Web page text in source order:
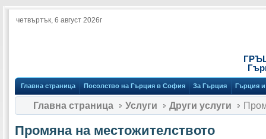
четвъртък, 6 август 2026г
Главна страница Посолство на Гърция в София За Гърция Гърция
Главна страница Услуги Други услуги
Промяна на местожителството